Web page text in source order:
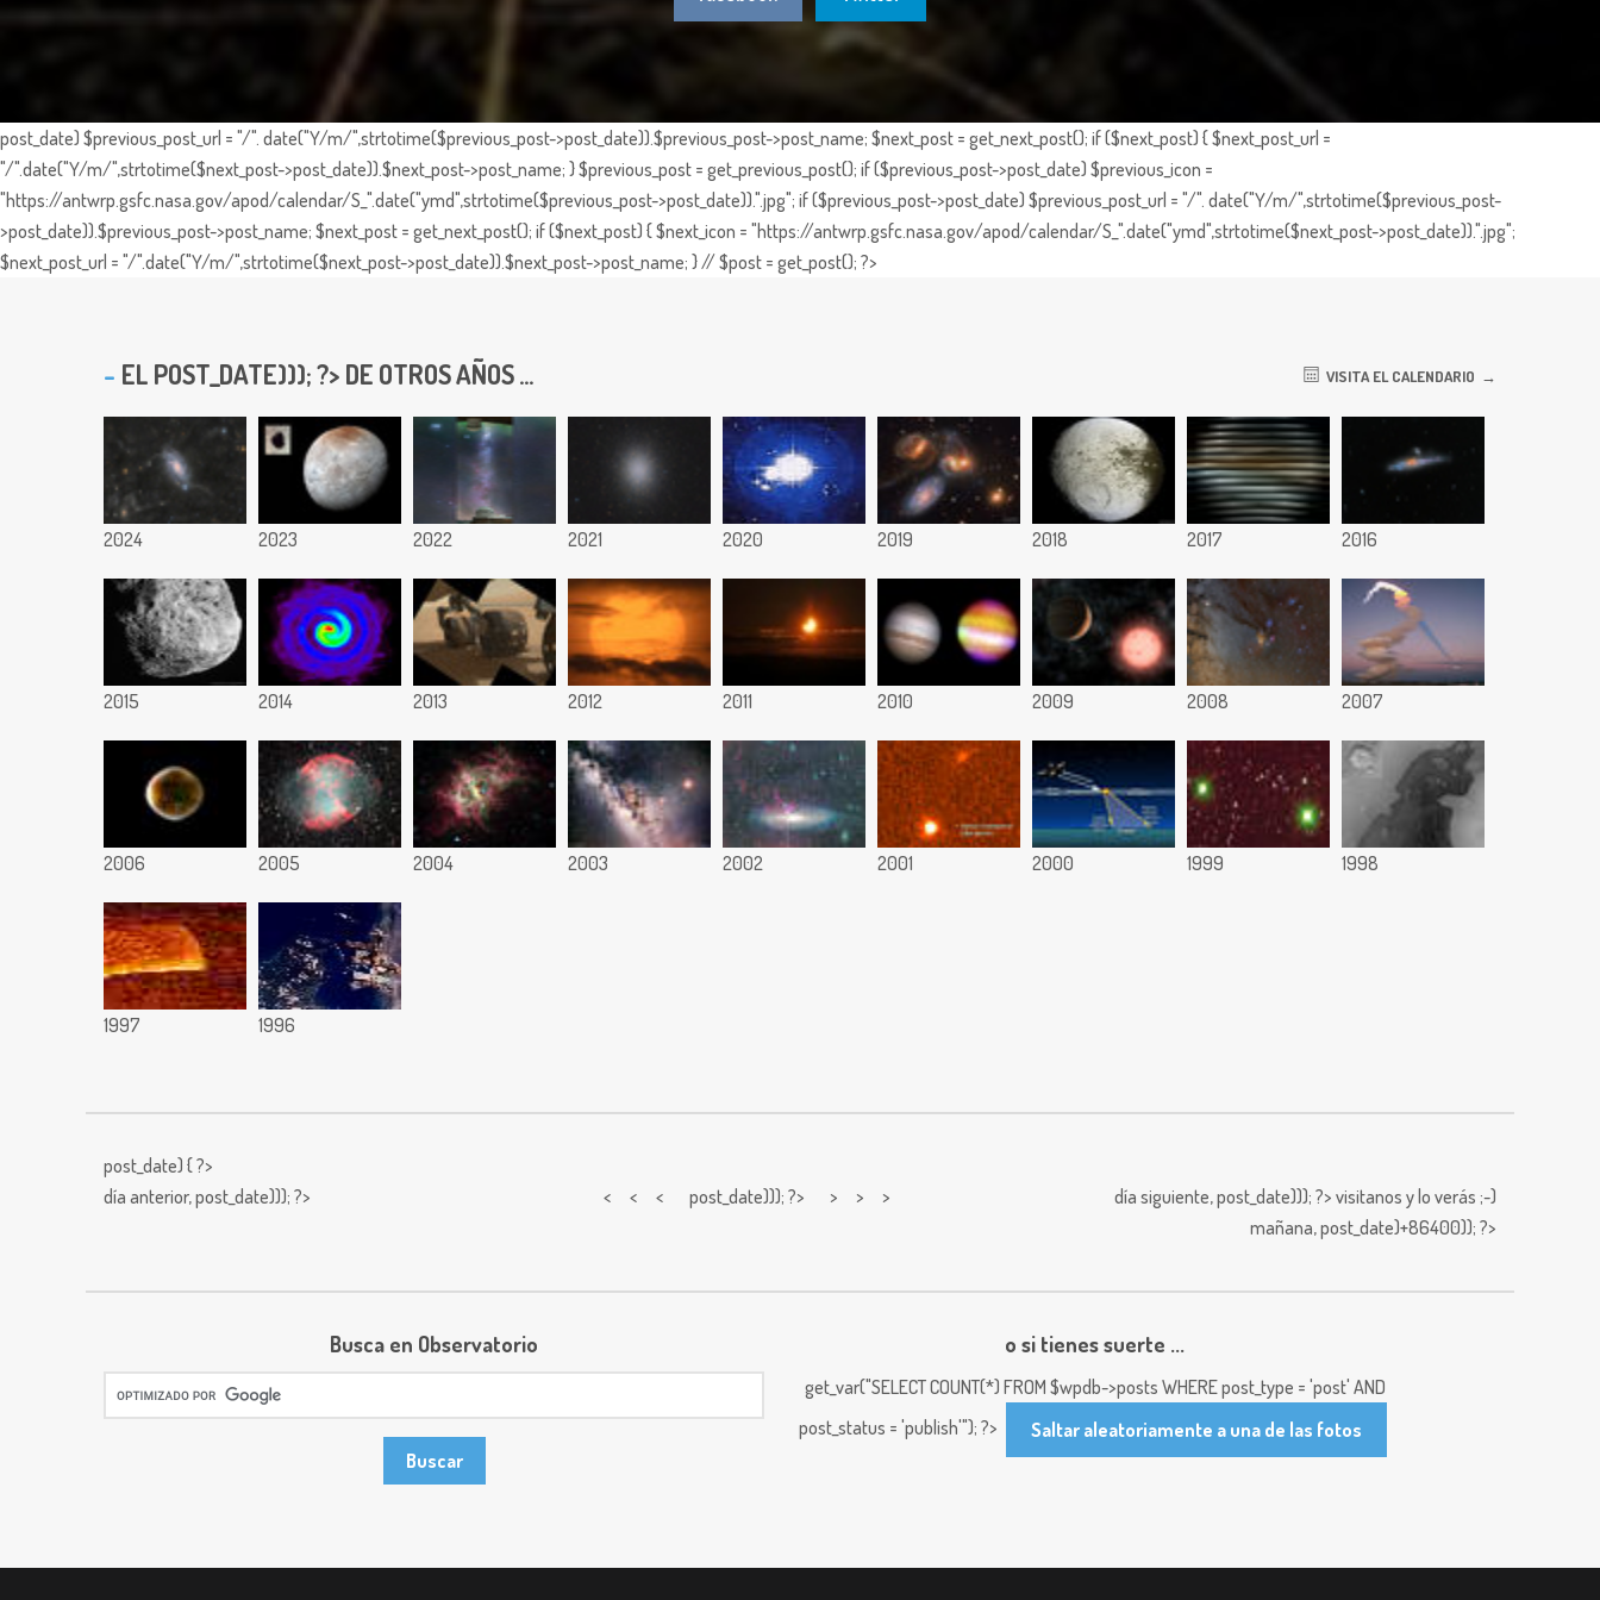
post_date) $previous_post_url = "/". date("Y/m/",strtotime($previous_post->post_date)).$previous_post->post_name; $next_post = get_next_post(); if ($next_post) { $next_post_url =
"/".date("Y/m/",strtotime($next_post->post_date)).$next_post->post_name; } $previous_post = get_previous_post(); if ($previous_post->post_date) $previous_icon =
"https://antwrp.gsfc.nasa.gov/apod/calendar/S_".date("ymd",strtotime($previous_post->post_date)).".jpg"; if ($previous_post->post_date) $previous_post_url = "/". date("Y/m/",strtotime($previous_post-
>post_date)).$previous_post->post_name; $next_post = get_next_post(); if ($next_post) { $next_icon = "https://antwrp.gsfc.nasa.gov/apod/calendar/S_".date("ymd",strtotime($next_post->post_date)).".jpg";
$next_post_url = "/".date("Y/m/",strtotime($next_post->post_date)).$next_post->post_name; } // $post = get_post(); ?>
EL POST_DATE))); ?> DE OTROS AÑOS ... VISITA EL CALENDARIO
2024 2023 2022 2021 2020 2019 2018 2017 2016
2015 2014 2013 2012 2011 2010 2009 2008 2007
2006 2005 2004 2003 2002 2001 2000 1999 1998
1997 1996
post_date) { ?>
día anterior,post_date))); ?> < < < post_date))); ?> > > > día siguiente,post_date))); ?> visitanos y lo verás ;-)
mañana,post_date)+86400)); ?>
Busca en Observatorio o si tienes suerte ...
get_var("SELECT COUNT(*) FROM $wpdb->posts WHERE post_type = 'post' AND
post_status = 'publish'"); ?>
Saltar aleatoriamente a una de las fotos